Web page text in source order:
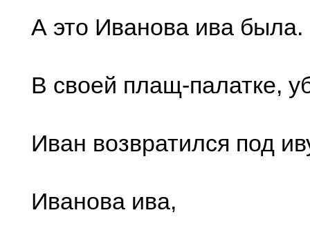
А это Иванова ива была.
В своей плащ-палатке,
Иван возвратился под
Иванова ива,